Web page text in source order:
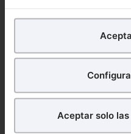
analíticospara tratar de
nuestra página web.
para poder mostrarte
¿Qué puedes hacer?
Aceptar solo